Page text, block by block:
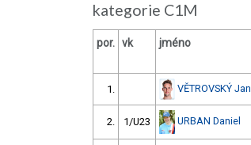
kategorie C1M
por. vk jméno
1. VĚTROVSKÝ Jan
2. 1/U23 URBAN Daniel